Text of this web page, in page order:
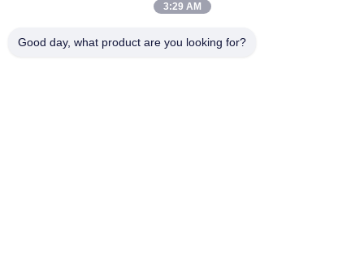
3:29 AM
Good day, what product are you looking for?